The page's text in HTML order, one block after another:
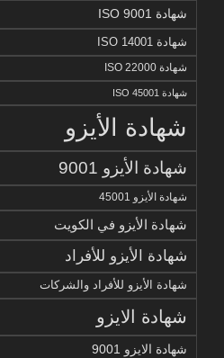
شهادة ISO 9001
شهادة ISO 14001
شهادة ISO 22000
شهادة ISO 45001
شهادة الأيزو
شهادة الأيزو 9001
شهادة الأيزو 45001
شهادة الأيزو في الكويت
شهادة الأيزو للأفراد
شهادة الأيزو للأفراد والشركات
شهادة الايزو
شهادة الايزو 9001